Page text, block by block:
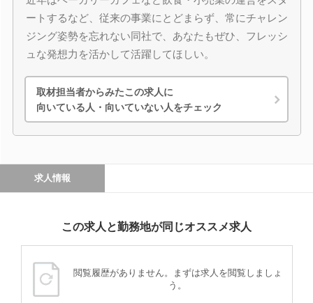
ートするなど、従来の事業にとどまらず、常にチャレン
ジング姿勢を忘れない同社で、あなたもぜひ、フレッシ
ュな発想力を活かして活躍してほしい。
取材担当者からみたこの求人に
向いている人・向いていない人をチェック
求人情報
この求人と勤務地が同じオススメ求人
閲覧履歴がありません。まずは求人を閲覧しましょ
う。